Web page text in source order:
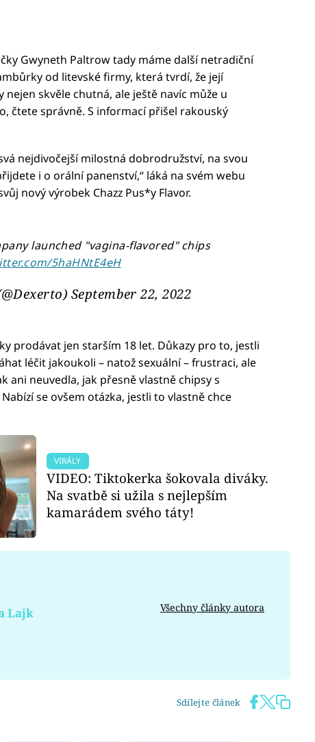
Gwyneth Paltrow tady máme další netradiční
od litevské firmy, která tvrdí, že její
skvěle chutná, ale ještě navíc může u
čtete správně. S informací přišel rakouský
nejdivočejší milostná dobrodružství, na svou
i o orální panenství,“ láká na svém webu
nový výrobek Chazz Pus*y Flavor.
launched "vagina-flavored" chips
5haHNtE4eH
September 22, 2022
prodávat jen starším 18 let. Důkazy pro to, jestli
léčit jakoukoli – natož sexuální – frustraci, ale
ani neuvedla, jak přesně vlastně chipsy s
se ovšem otázka, jestli to vlastně chce
VIRÁLY
VIDEO: Tiktokerka šokovala diváky.
Na svatbě si užila s nejlepším
kamarádem svého táty!
Lajk Všechny články autora
Sdílejte článek